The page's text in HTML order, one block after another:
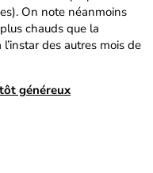
On note néanmoins
chauds que la
des autres mois de
généreux